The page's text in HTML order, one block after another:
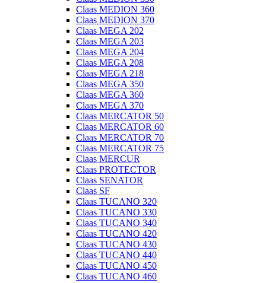
Claas MEDION 360
Claas MEDION 370
Claas MEGA 202
Claas MEGA 203
Claas MEGA 204
Claas MEGA 208
Claas MEGA 218
Claas MEGA 350
Claas MEGA 360
Claas MEGA 370
Claas MERCATOR 50
Claas MERCATOR 60
Claas MERCATOR 70
Claas MERCATOR 75
Claas MERCUR
Claas PROTECTOR
Claas SENATOR
Claas SF
Claas TUCANO 320
Claas TUCANO 330
Claas TUCANO 340
Claas TUCANO 420
Claas TUCANO 430
Claas TUCANO 440
Claas TUCANO 450
Claas TUCANO 460